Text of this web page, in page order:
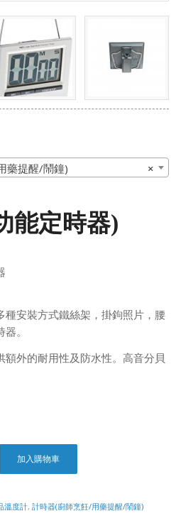
×
藥提醒/鬧鐘)
能定時器)
種安裝方式鐵絲架，掛鉤照片，腰
。
額外的耐用性及防水性。高音分貝
加入購物車
溫度計, 計時器(廚師烹飪/用藥提醒/鬧鐘)